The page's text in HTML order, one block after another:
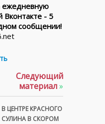
ежедневную
Вконтакте - 5
сообщении!
Следующий
материал»
В ЦЕНТРЕ КРАСНОГО
СУЛИНА В СКОРОМ